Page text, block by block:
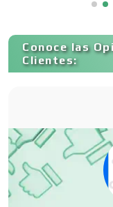
Centros
Conoce las
Clientes: